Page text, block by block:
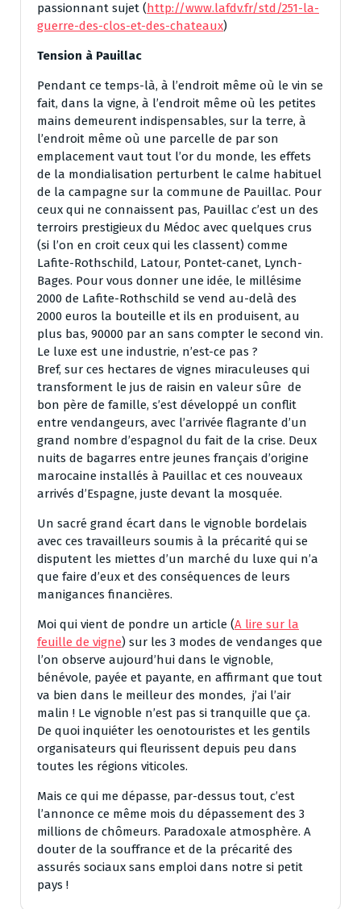
passionnant sujet (http://www.lafdv.fr/std/251-la-
guerre-des-clos-et-des-chateaux)
Tension à Pauillac
Pendant ce temps-là, à l’endroit même où le vin se
fait, dans la vigne, à l’endroit même où les petites
mains demeurent indispensables, sur la terre, à
l’endroit même où une parcelle de par son
emplacement vaut tout l’or du monde, les effets
de la mondialisation perturbent le calme habituel
de la campagne sur la commune de Pauillac. Pour
ceux qui ne connaissent pas, Pauillac c’est un des
terroirs prestigieux du Médoc avec quelques crus
(si l’on en croit ceux qui les classent) comme
Lafite-Rothschild, Latour, Pontet-canet, Lynch-
Bages. Pour vous donner une idée, le millésime
2000 de Lafite-Rothschild se vend au-delà des
2000 euros la bouteille et ils en produisent, au
plus bas, 90000 par an sans compter le second vin.
Le luxe est une industrie, n’est-ce pas ?
Bref, sur ces hectares de vignes miraculeuses qui
transforment le jus de raisin en valeur sûre de
bon père de famille, s’est développé un conflit
entre vendangeurs, avec l’arrivée flagrante d’un
grand nombre d’espagnol du fait de la crise. Deux
nuits de bagarres entre jeunes français d’origine
marocaine installés à Pauillac et ces nouveaux
arrivés d’Espagne, juste devant la mosquée.
Un sacré grand écart dans le vignoble bordelais
avec ces travailleurs soumis à la précarité qui se
disputent les miettes d’un marché du luxe qui n’a
que faire d’eux et des conséquences de leurs
manigances financières.
Moi qui vient de pondre un article (A lire sur la
feuille de vigne) sur les 3 modes de vendanges que
l’on observe aujourd’hui dans le vignoble,
bénévole, payée et payante, en affirmant que tout
va bien dans le meilleur des mondes, j’ai l’air
malin ! Le vignoble n’est pas si tranquille que ça.
De quoi inquiéter les oenotouristes et les gentils
organisateurs qui fleurissent depuis peu dans
toutes les régions viticoles.
Mais ce qui me dépasse, par-dessus tout, c’est
l’annonce ce même mois du dépassement des 3
millions de chômeurs. Paradoxale atmosphère. A
douter de la souffrance et de la précarité des
assurés sociaux sans emploi dans notre si petit
pays !